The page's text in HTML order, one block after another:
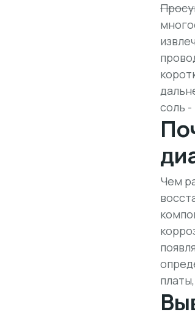
соль -
Чем